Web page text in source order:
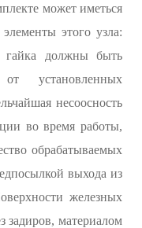
может иметься
этого узла:
гайка должны быть
установленных
несоосность
во время работы,
обрабатываемых
выхода из
железных
задиров, материалом